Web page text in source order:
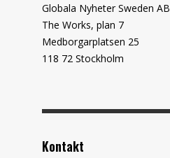
Globala Nyheter Sweden AB
The Works, plan 7
Medborgarplatsen 25
118 72 Stockholm
Kontakt